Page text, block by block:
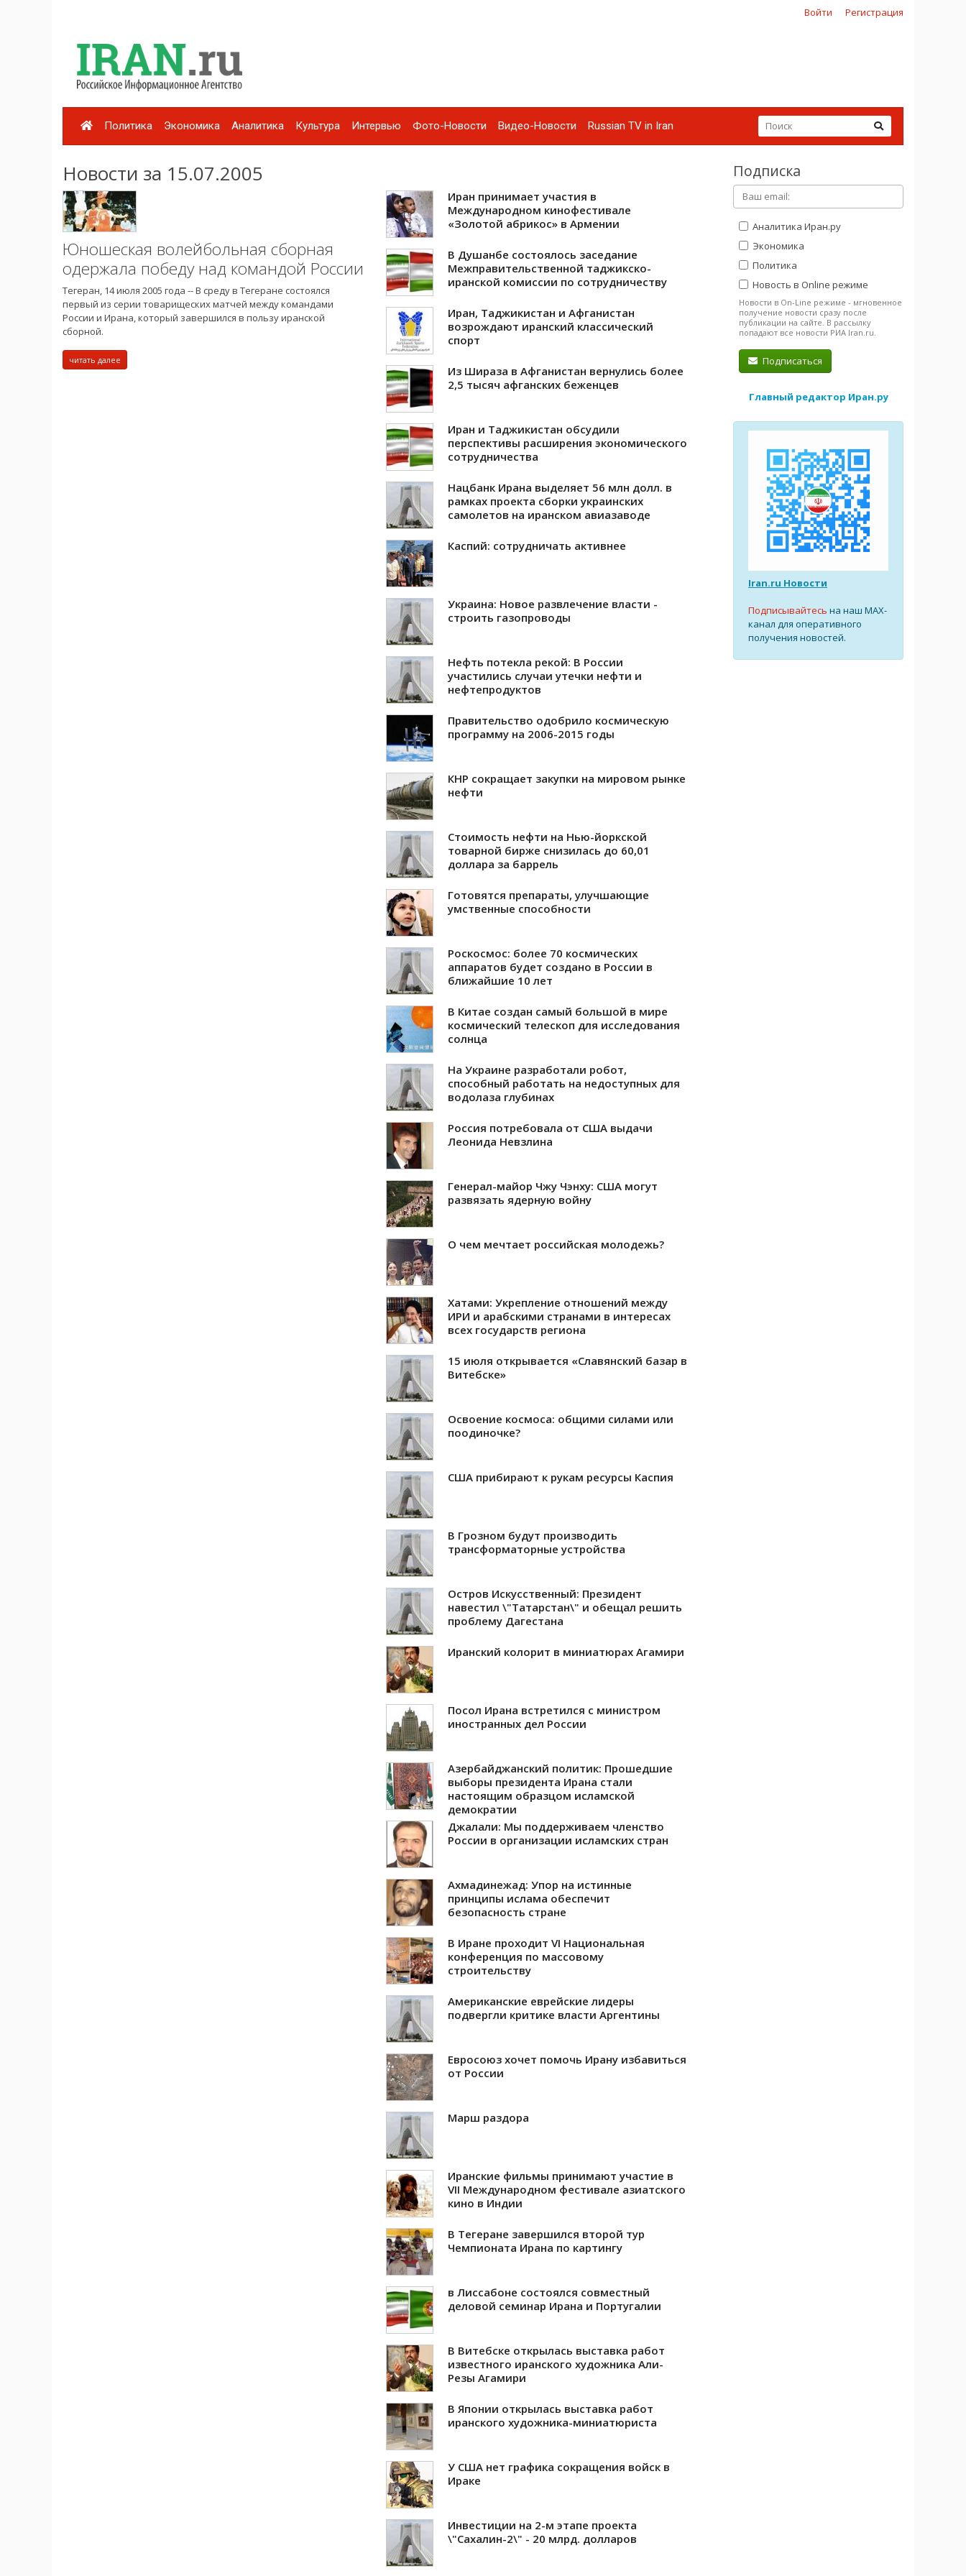
Войти Регистрация
Политика Экономика Аналитика Культура Интервью Фото-Новости Видео-Новости Russian TV in Iran
Новости за 15.07.2005
Юношеская волейбольная сборная
одержала победу над командой России
Тегеран, 14 июля 2005 года -- В среду в Тегеране состоялся
первый из серии товарищеских матчей между командами
России и Ирана, который завершился в пользу иранской
сборной.
читать далее
Иран принимает участия в
Международном кинофестивале
«Золотой абрикос» в Армении
В Душанбе состоялось заседание
Межправительственной таджикско-
иранской комиссии по сотрудничеству
Иран, Таджикистан и Афганистан
возрождают иранский классический
спорт
Из Шираза в Афганистан вернулись более
2,5 тысяч афганских беженцев
Иран и Таджикистан обсудили
перспективы расширения экономического
сотрудничества
Нацбанк Ирана выделяет 56 млн долл. в
рамках проекта сборки украинских
самолетов на иранском авиазаводе
Каспий: сотрудничать активнее
Украина: Новое развлечение власти -
строить газопроводы
Нефть потекла рекой: В России
участились случаи утечки нефти и
нефтепродуктов
Правительство одобрило космическую
программу на 2006-2015 годы
КНР сокращает закупки на мировом рынке
нефти
Стоимость нефти на Нью-йоркской
товарной бирже снизилась до 60,01
доллара за баррель
Готовятся препараты, улучшающие
умственные способности
Роскосмос: более 70 космических
аппаратов будет создано в России в
ближайшие 10 лет
В Китае создан самый большой в мире
космический телескоп для исследования
солнца
На Украине разработали робот,
способный работать на недоступных для
водолаза глубинах
Россия потребовала от США выдачи
Леонида Невзлина
Генерал-майор Чжу Чэнху: США могут
развязать ядерную войну
О чем мечтает российская молодежь?
Хатами: Укрепление отношений между
ИРИ и арабскими странами в интересах
всех государств региона
15 июля открывается «Славянский базар в
Витебске»
Освоение космоса: общими силами или
поодиночке?
США прибирают к рукам ресурсы Каспия
В Грозном будут производить
трансформаторные устройства
Остров Искусственный: Президент
навестил \"Татарстан\" и обещал решить
проблему Дагестана
Иранский колорит в миниатюрах Агамири
Посол Ирана встретился с министром
иностранных дел России
Азербайджанский политик: Прошедшие
выборы президента Ирана стали
настоящим образцом исламской
демократии
Джалали: Мы поддерживаем членство
России в организации исламских стран
Ахмадинежад: Упор на истинные
принципы ислама обеспечит
безопасность стране
В Иране проходит VI Национальная
конференция по массовому
строительству
Американские еврейские лидеры
подвергли критике власти Аргентины
Евросоюз хочет помочь Ирану избавиться
от России
Марш раздора
Иранские фильмы принимают участие в
VII Международном фестивале азиатского
кино в Индии
В Тегеране завершился второй тур
Чемпионата Ирана по картингу
в Лиссабоне состоялся совместный
деловой семинар Ирана и Португалии
В Витебске открылась выставка работ
известного иранского художника Али-
Резы Агамири
В Японии открылась выставка работ
иранского художника-миниатюриста
У США нет графика сокращения войск в
Ираке
Инвестиции на 2-м этапе проекта
\"Сахалин-2\" - 20 млрд. долларов
Подписка
Аналитика Иран.ру
Экономика
Политика
Новость в Online режиме
Новости в On-Line режиме - мгновенное
получение новости сразу после
публикации на сайте. В рассылку
попадают все новости РИА Iran.ru.
Подписаться
Главный редактор Иран.ру
Iran.ru Новости
Подписывайтесь на наш MAX-
канал для оперативного
получения новостей.